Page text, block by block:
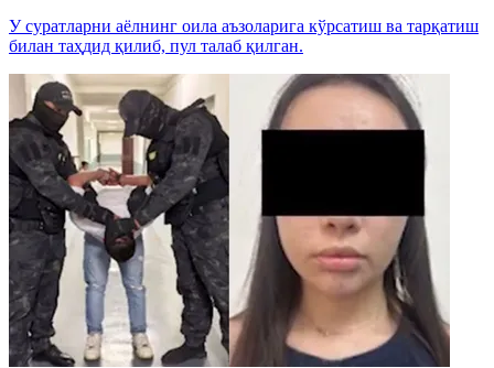
У суратларни аёлнинг оила аъзоларига кўрсатиш ва тарқатиш
билан таҳдид қилиб, пул талаб қилган.